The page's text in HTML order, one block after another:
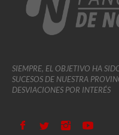
SIEMPRE, EL OBJETIVO HA
SUCESOS DE NUESTRA
DESVIACIONES POR INTERÉS